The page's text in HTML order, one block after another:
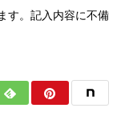
す。記入内容に不備